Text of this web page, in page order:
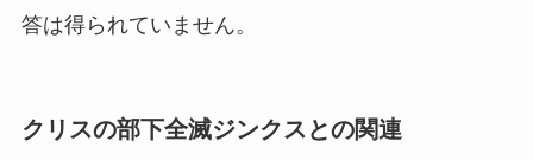
答は得られていません。
クリスの部下全滅ジンクスとの関連